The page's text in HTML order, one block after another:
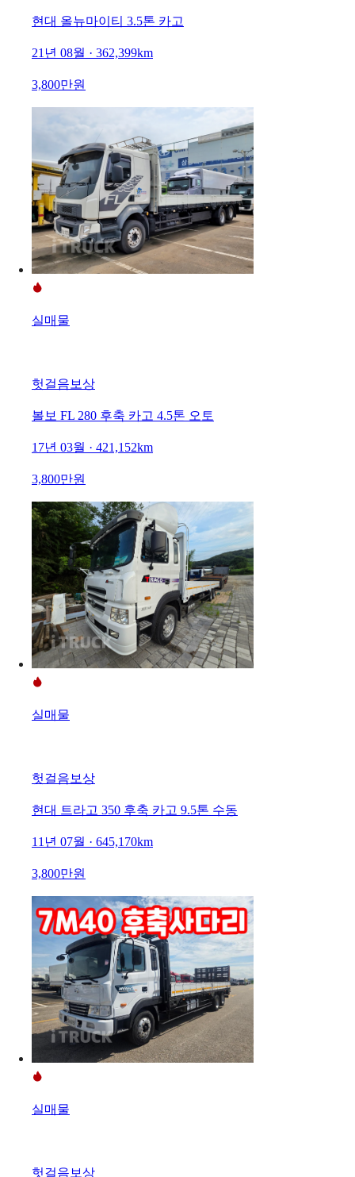
현대 올뉴마이티 3.5톤 카고
21년 08월 · 362,399km
3,800만원
실매물
헛걸음보상
볼보 FL 280 후축 카고 4.5톤 오토
17년 03월 · 421,152km
3,800만원
실매물
헛걸음보상
현대 트라고 350 후축 카고 9.5톤 수동
11년 07월 · 645,170km
3,800만원
실매물
헛걸음보상